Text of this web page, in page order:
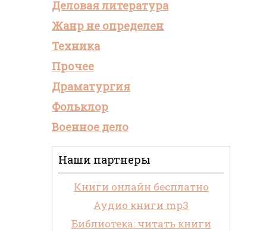
Деловая литература
Жанр не определен
Техника
Прочее
Драматургия
Фольклор
Военное дело
Наши партнеры
Книги онлайн бесплатно
Аудио книги mp3
Библиотека: читать книги